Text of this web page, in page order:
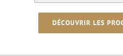
DÉCOUVRIR LES